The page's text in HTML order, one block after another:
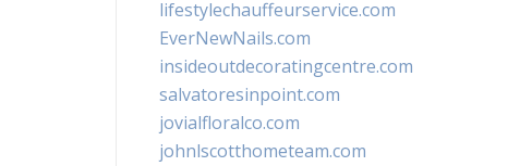
lifestylechauffeurservice.com
EverNewNails.com
insideoutdecoratingcentre.com
salvatoresinpoint.com
jovialfloralco.com
johnlscotthometeam.com